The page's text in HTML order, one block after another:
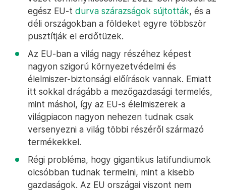
egész EU-t durva szárazságok sújtották, és a
déli országokban a földeket egyre többször
pusztítják el erdőtüzek.
Az EU-ban a világ nagy részéhez képest
nagyon szigorú környezetvédelmi és
élelmiszer-biztonsági előírások vannak. Emiatt
itt sokkal drágább a mezőgazdasági termelés,
mint máshol, így az EU-s élelmiszerek a
világpiacon nagyon nehezen tudnak csak
versenyezni a világ többi részéről származó
termékekkel.
Régi probléma, hogy gigantikus latifundiumok
olcsóbban tudnak termelni, mint a kisebb
gazdaságok. Az EU országai viszont nem